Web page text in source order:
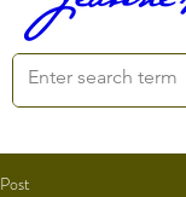
Post